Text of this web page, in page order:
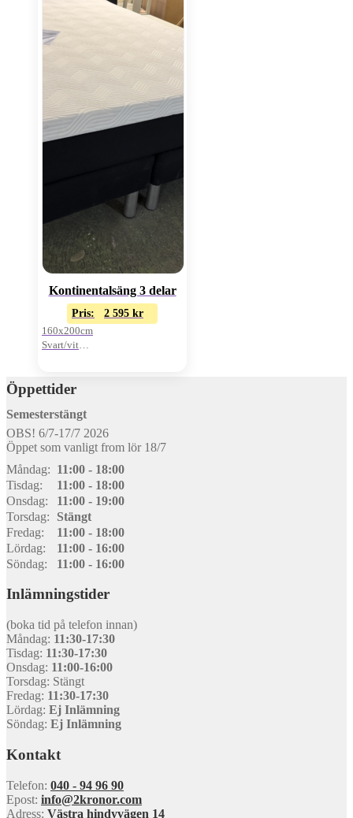
Kontinentalsäng 3 delar
Pris: 2 595 kr
160x200cm
Svart/vit
Öppettider
Semesterstängt
OBS! 6/7-17/7 2026
Öppet som vanligt from lör 18/7
Måndag: 11:00 - 18:00
Tisdag:
11:00 - 18:00
Onsdag:
11:00 - 19:00
Torsdag:
Stängt
Fredag:
11:00 - 18:00
Lördag:
11:00 - 16:00
Söndag:
11:00 - 16:00
Inlämningstider
(boka tid på telefon innan)
Måndag: 11:30-17:30
Tisdag: 11:30-17:30
Onsdag: 11:00-16:00
Torsdag: Stängt
Fredag: 11:30-17:30
Lördag: Ej Inlämning
Söndag: Ej Inlämning
Kontakt
Telefon: 040 - 94 96 90
Epost: info@2kronor.com
Adress: Västra hindyvägen 14